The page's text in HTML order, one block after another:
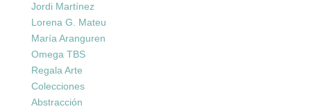
Jordi Martínez
Lorena G. Mateu
María Aranguren
Omega TBS
Regala Arte
Colecciones
Abstracción